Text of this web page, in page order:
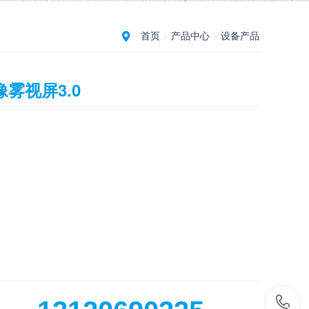
首页 > 产品中心 > 设备产品
雾视屏3.0